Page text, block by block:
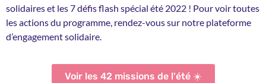
solidaires et les 7 défis flash spécial été 2022 ! Pour voir toutes
les actions du programme, rendez-vous sur notre plateforme
d’engagement solidaire.
Voir les 42 missions de l'été ☀️